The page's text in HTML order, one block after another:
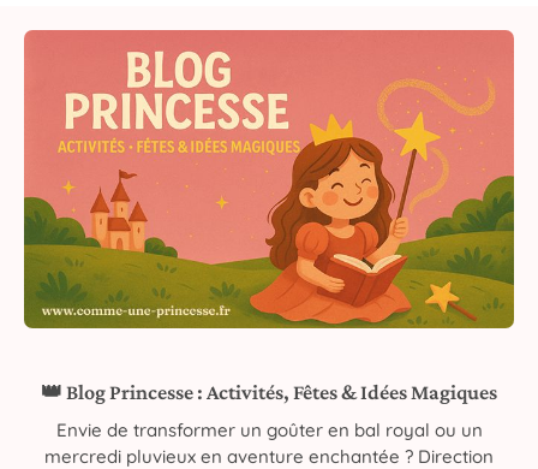
👑 Blog Princesse : Activités, Fêtes & Idées Magiques
Envie de transformer un goûter en bal royal ou un
mercredi pluvieux en aventure enchantée ? Direction